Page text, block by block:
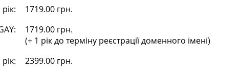
1719.00 грн.
1719.00 грн.
(+ 1 рік до терміну реєстрації доменного імені)
2399.00 грн.